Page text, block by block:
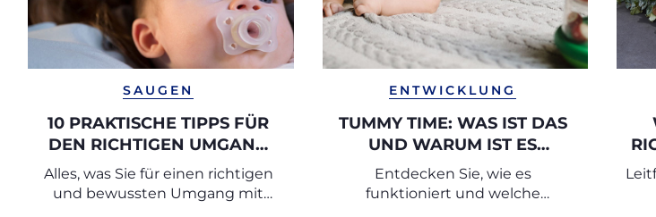
SAUGEN
10 PRAKTISCHE TIPPS FÜR
DEN RICHTIGEN UMGANG
MIT DEM SCHNULLER
Alles, was Sie für einen richtigen
und bewussten Umgang mit
ENTWICKLUNG
TUMMY TIME: WAS IST DAS
UND WARUM IST ES
WICHTIG?
Entdecken Sie, wie es
funktioniert und welche